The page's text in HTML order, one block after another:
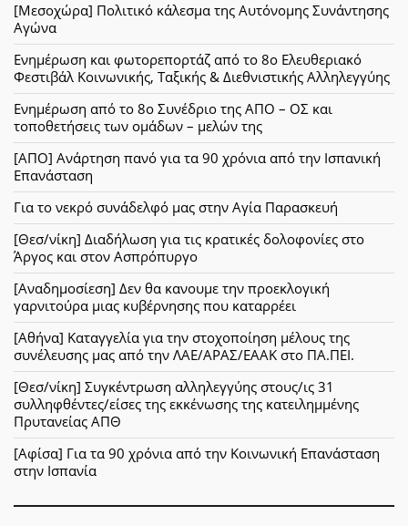
[Μεσοχώρα] Πολιτικό κάλεσμα της Αυτόνομης Συνάντησης
Αγώνα
Ενημέρωση και φωτορεπορτάζ από το 8ο Ελευθεριακό
Φεστιβάλ Κοινωνικής, Ταξικής & Διεθνιστικής Αλληλεγγύης
Ενημέρωση από το 8ο Συνέδριο της ΑΠΟ – ΟΣ και
τοποθετήσεις των ομάδων – μελών της
[ΑΠΟ] Ανάρτηση πανό για τα 90 χρόνια από την Ισπανική
Επανάσταση
Για το νεκρό συνάδελφό μας στην Αγία Παρασκευή
[Θεσ/νίκη] Διαδήλωση για τις κρατικές δολοφονίες στο
Άργος και στον Ασπρόπυργο
[Αναδημοσίεση] Δεν θα κανουμε την προεκλογική
γαρνιτούρα μιας κυβέρνησης που καταρρέει
[Αθήνα] Καταγγελία για την στοχοποίηση μέλους της
συνέλευσης μας από την ΛΑΕ/ΑΡΑΣ/ΕΑΑΚ στο ΠΑ.ΠΕΙ.
[Θεσ/νίκη] Συγκέντρωση αλληλεγγύης στους/ις 31
συλληφθέντες/είσες της εκκένωσης της κατειλημμένης
Πρυτανείας ΑΠΘ
[Αφίσα] Για τα 90 χρόνια από την Κοινωνική Επανάσταση
στην Ισπανία